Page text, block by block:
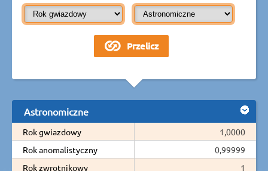
Astronomiczne
Rok gwiazdowy
1,0000
Rok anomalistyczny
0,99999
Rok zwrotnikowy
1